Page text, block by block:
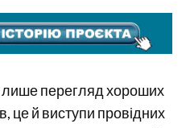
перегляд хороших
це й виступи провідних